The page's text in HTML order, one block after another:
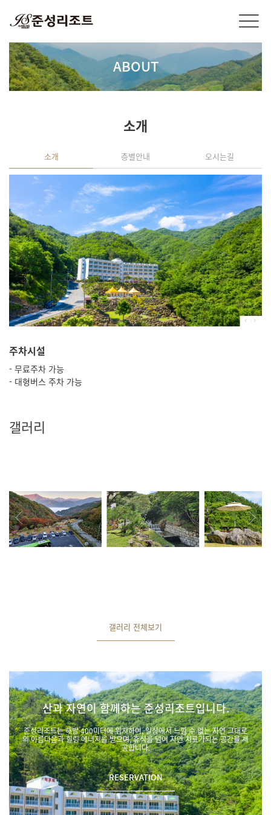
ABOUT
소개
소개 층별안내 오시는길
주차시설
- 무료주차 가능
- 대형버스 주차 가능
갤러리
갤러리 전체보기
산과 자연이 함께하는 준성리조트입니다.
준성리조트는 해발 400미터에 위치하여, 일상에서 느낄 수 없는 자연 그대로
의 아름다움과 힐링 에너지를 받으며, 휴식을 넘어 자연 치료가되는 공간을 제
공합니다.
RESERVATION